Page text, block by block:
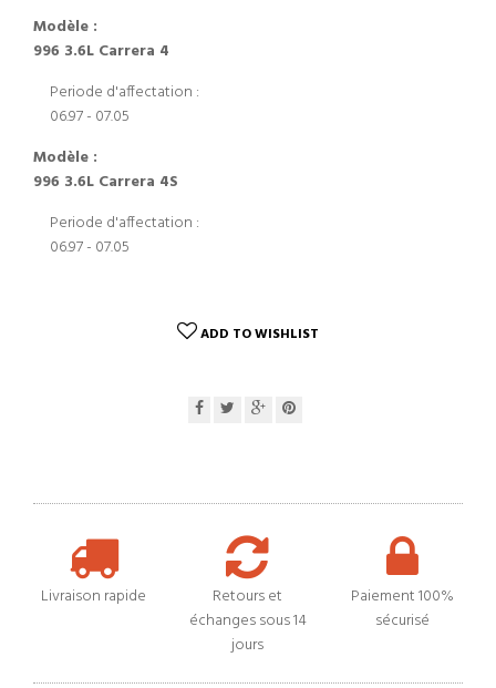
Modèle :
996 3.6L Carrera 4
Periode d'affectation :
06.97 - 07.05
Modèle :
996 3.6L Carrera 4S
Periode d'affectation :
06.97 - 07.05
ADD TO WISHLIST
Livraison rapide
Retours et
échanges sous 14
jours
Paiement 100%
sécurisé